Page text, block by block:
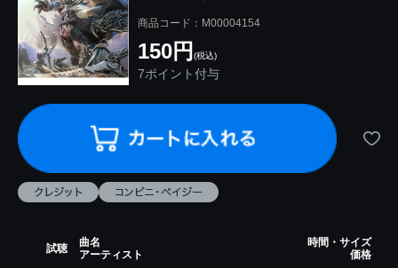
商品コード：M00004154
150円 (税込)
7ポイント付与
試聴
曲名
アーティスト
時間・サイズ
価格